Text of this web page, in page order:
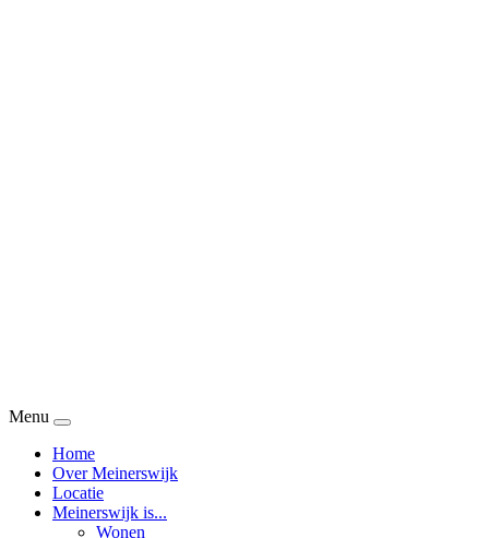
Menu
Home
Over Meinerswijk
Locatie
Meinerswijk is...
Wonen